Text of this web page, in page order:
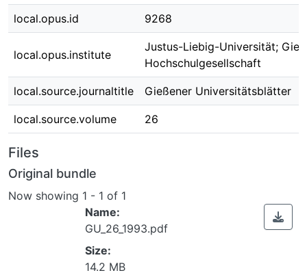
local.opus.id 9268
local.opus.institute
Justus-Liebig-Universität;
Hochschulgesellschaft
local.source.journaltitle Gießener Universitätsblätter
local.source.volume 26
Files
Original bundle
Now showing 1 - 1 of 1
Name:
GU_26_1993.pdf
Size:
14.2 MB